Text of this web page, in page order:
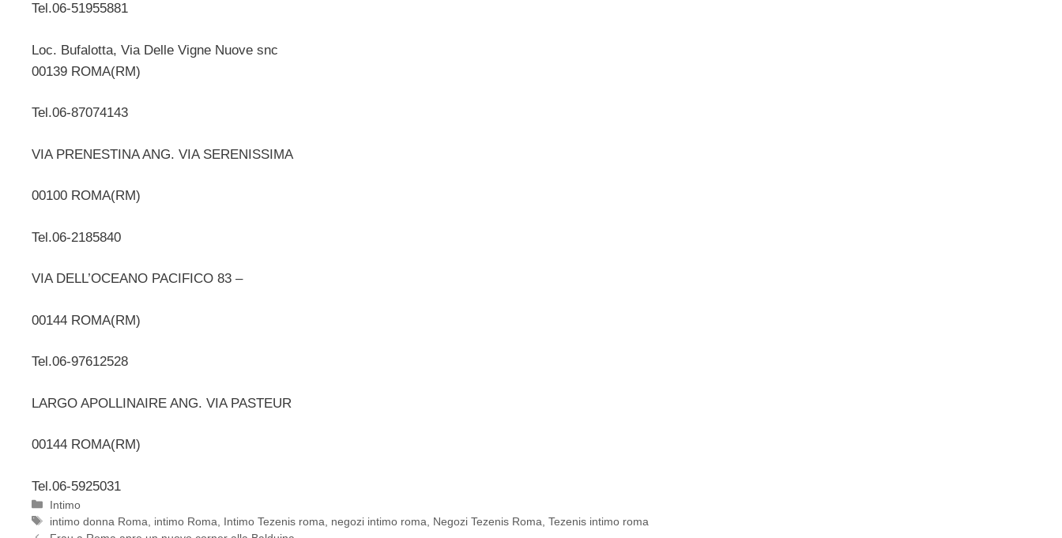
Tel.06-51955881
Loc. Bufalotta, Via Delle Vigne Nuove snc
00139 ROMA(RM)
Tel.06-87074143
VIA PRENESTINA ANG. VIA SERENISSIMA
00100 ROMA(RM)
Tel.06-2185840
VIA DELL’OCEANO PACIFICO 83 –
00144 ROMA(RM)
Tel.06-97612528
LARGO APOLLINAIRE ANG. VIA PASTEUR
00144 ROMA(RM)
Tel.06-5925031
Categorie
Intimo
Tag
intimo donna Roma intimo Roma Intimo Tezenis roma negozi intimo roma Negozi Tezenis Roma ,Tezenis intimo roma